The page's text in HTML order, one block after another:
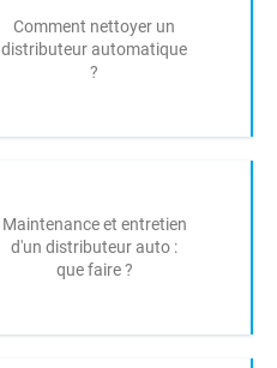
Comment nettoyer un
distributeur automatique
?
Maintenance et entretien
d'un distributeur auto :
que faire ?